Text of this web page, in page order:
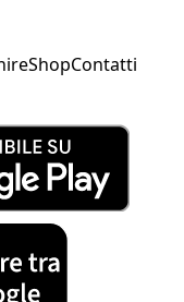
ShopContatti